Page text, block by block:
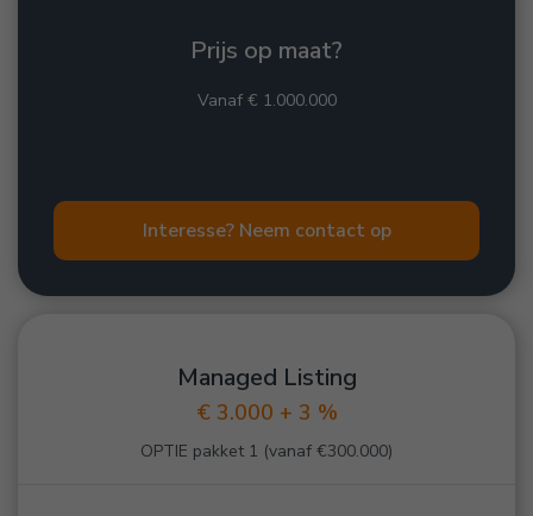
Prijs op maat?
Vanaf € 1.000.000
Interesse? Neem contact op
Managed Listing
€ 3.000 + 3 %
OPTIE pakket 1 (vanaf €300.000)